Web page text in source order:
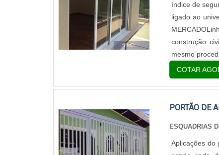
índice de
ligado ao
construção
mesmo
COTAR
PORTÃO DE
ESQUADRIAS
Aplicações do